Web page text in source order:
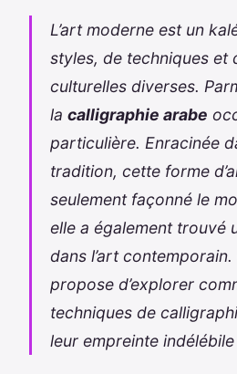
L’art moderne est un
styles, de techniques et
culturelles diverses.
la calligraphie arabe
particulière. Enracinée
tradition, cette forme
seulement façonné le
elle a également trouvé
dans l’art
propose d’explorer
techniques de
leur empreinte indélébile